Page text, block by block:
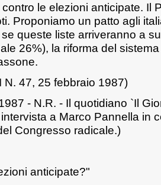
le elezioni anticipate. Il
Proponiamo un patto agli
queste liste arriveranno a
26%), la riforma del
N. 47, 25 febbraio 1987)
- N.R. - Il quotidiano `Il
a Marco Pannella in
Congresso radicale.)
anticipate?"